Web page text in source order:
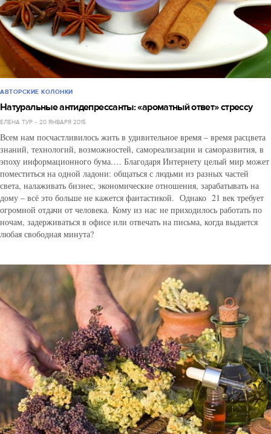
АВТОРСКИЕ КОЛОНКИ
Натуральные антидепрессанты: «ароматный ответ» стрессу
ЕЛЕНА ТУР 20 ЯНВАРЯ 2015
Всем нам посчастливилось жить в удивительное время – время расцвета
знаний, технологий, возможностей, самореализации и саморазвития, в
эпоху информационного бума.… Благодаря Интернету целый мир может
поместиться на одной ладони: общаться с людьми из разных частей
света, налаживать бизнес, экономические отношения, зарабатывать на
дому – всё это больше не кажется фантастикой. Однако 21 век требует
огромной отдачи от человека. Кому из нас не приходилось работать по
ночам, задерживаться в офисе или отвечать на письма, когда выдается
любая свободная минута?